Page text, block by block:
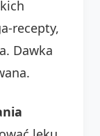
recepty,
Dawka